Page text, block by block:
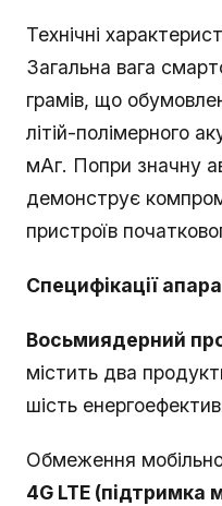
Технічні
Загальна вага
грамів, що
літій-полімерного
мАг. Попри значну
демонструє
пристроїв
Специфікації
Восьмиядерний
містить два
шість
Обмеження
4G LTE (підтримка